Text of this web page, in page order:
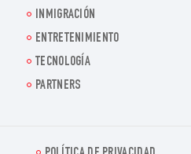
INMIGRACIÓN
ENTRETENIMIENTO
TECNOLOGÍA
PARTNERS